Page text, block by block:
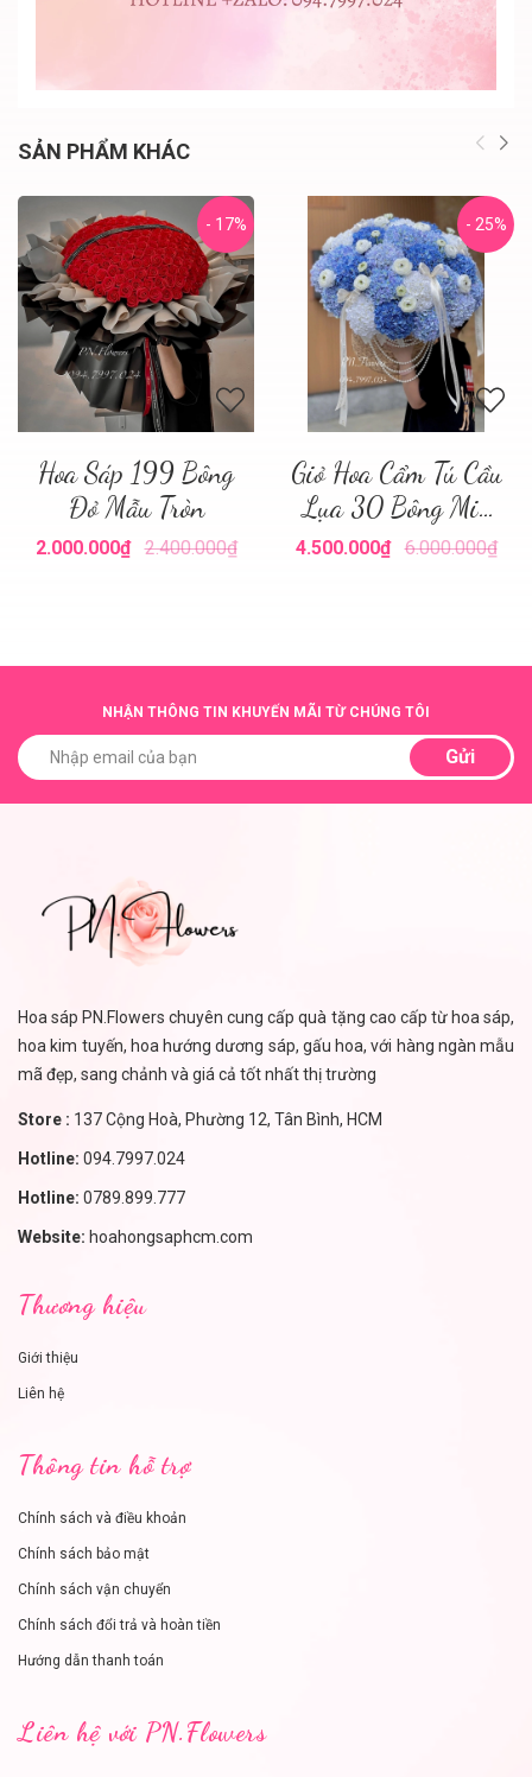
SẢN PHẨM KHÁC
- 17%
Hoa Sáp 199 Bông
Đỏ Mẫu Tròn
2.000.000₫ 2.400.000₫
- 25%
Giỏ Hoa Cẩm Tú Cầu
Lụa 30 Bông Mix
Tone Xanh
4.500.000₫ 6.000.000₫
NHẬN THÔNG TIN KHUYẾN MÃI TỪ CHÚNG TÔI
Gửi
Hoa sáp PN.Flowers chuyên cung cấp quà tặng cao cấp từ hoa sáp,
hoa kim tuyến, hoa hướng dương sáp, gấu hoa, với hàng ngàn mẫu
mã đẹp, sang chảnh và giá cả tốt nhất thị trường
Store : 137 Cộng Hoà, Phường 12, Tân Bình, HCM
Hotline: 094.7997.024
Hotline: 0789.899.777
Website: hoahongsaphcm.com
Thương hiệu
Giới thiệu
Liên hệ
Thông tin hỗ trợ
Chính sách và điều khoản
Chính sách bảo mật
Chính sách vận chuyển
Chính sách đổi trả và hoàn tiền
Hướng dẫn thanh toán
Liên hệ với PN.Flowers